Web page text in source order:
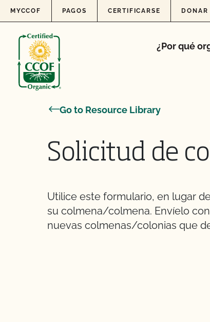
Skip to content
MYCCOF PAGOS CERTIFICARSE DONAR
¿Por qué
Go to Resource Library
Solicitud de
Utilice este formulario, en lugar
su colmena/colmena. Envíelo
nuevas colmenas/colonias que